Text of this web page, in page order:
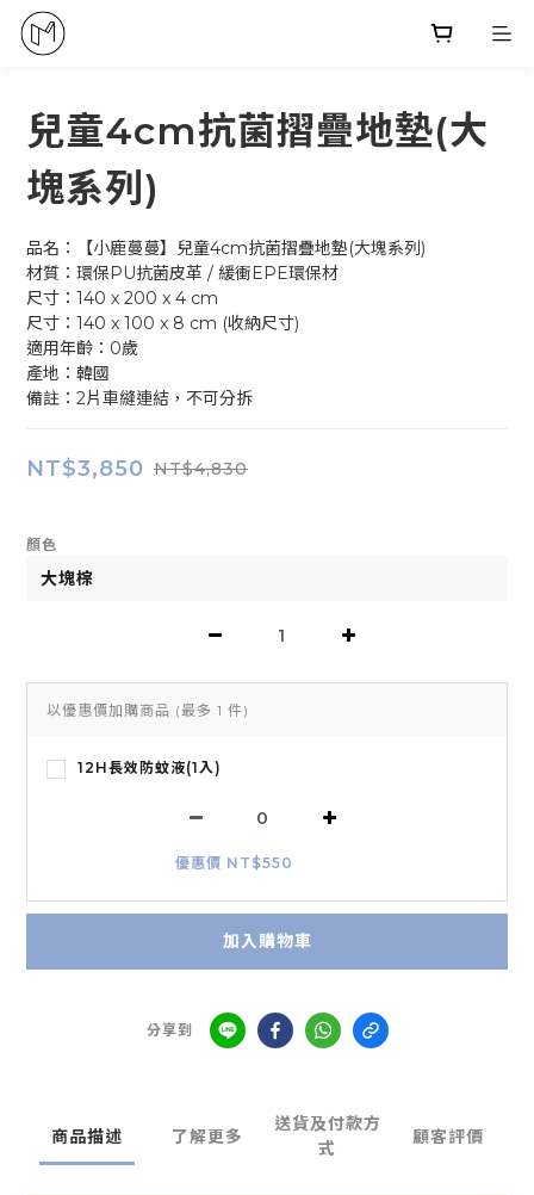
兒童4cm抗菌摺疊地墊(大
塊系列)
品名：【小鹿蔓蔓】兒童4cm抗菌摺疊地墊(大塊系列)
材質：環保PU抗菌皮革 / 緩衝EPE環保材
尺寸：140 x 200 x 4 cm
尺寸：140 x 100 x 8 cm (收納尺寸)
適用年齡：0歲
產地：韓國
備註：2片車縫連結，不可分拆
NT$3,850 NT$4,830
顏色
以優惠價加購商品 (最多 1 件)
12H長效防蚊液(1入)
優惠價 NT$550
加入購物車
分享到
商品描述 了解更多
送貨及付款方
式
顧客評價